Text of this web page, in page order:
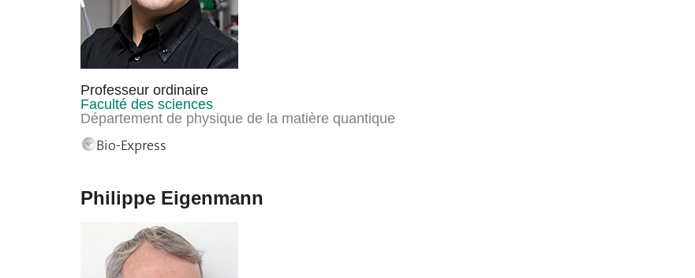
Professeur ordinaire
Faculté des sciences
Département de physique de la matière quantique
Bio-Express
Philippe Eigenmann